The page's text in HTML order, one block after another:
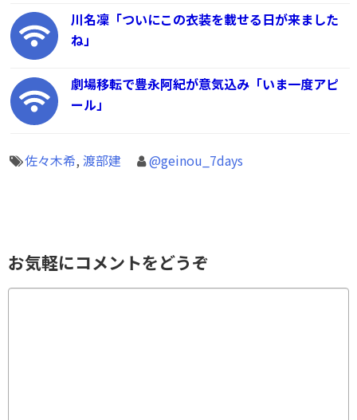
川名凜「ついにこの衣装を載せる日が来ました
ね」
劇場移転で豊永阿紀が意気込み「いま一度アピ
ール」
佐々木希, 渡部建 @geinou_7days
お気軽にコメントをどうぞ